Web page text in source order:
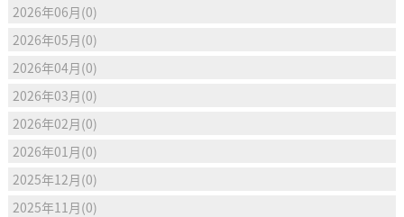
2026年06月(0)
2026年05月(0)
2026年04月(0)
2026年03月(0)
2026年02月(0)
2026年01月(0)
2025年12月(0)
2025年11月(0)